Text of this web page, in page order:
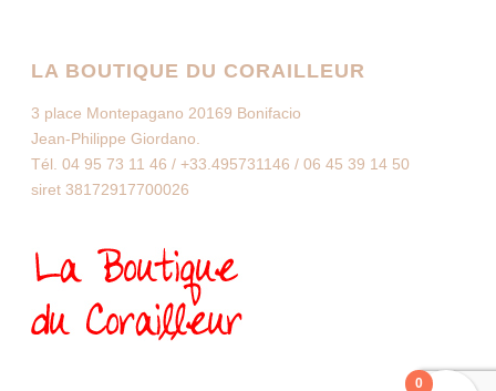
LA BOUTIQUE DU CORAILLEUR
3 place Montepagano 20169 Bonifacio
Jean-Philippe Giordano.
Tél. 04 95 73 11 46 / +33.495731146 / 06 45 39 14 50
siret 38172917700026
0